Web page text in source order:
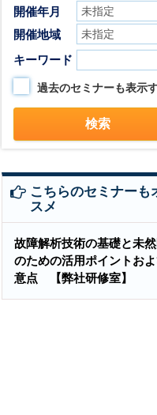
開催年月
開催地域
キーワード
過去のセミナーも表示
こちらのセミナーも
スメ
故障解析技術の基礎と未
のための活用ポイントお
意点 【弊社研修室】